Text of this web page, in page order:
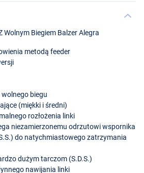
Wolnym Biegiem Balzer Alegra
metodą feeder
biegu
(miękki i średni)
rozłożenia linki
niezamierzonemu odrzutowi wspornika
do natychmiastowego zatrzymania
dużym tarczom (S.D.S.)
nawijania linki